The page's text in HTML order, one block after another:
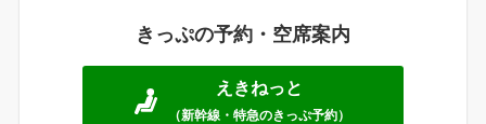
きっぷの予約・空席案内
えきねっと
（新幹線・特急のきっぷ予約）